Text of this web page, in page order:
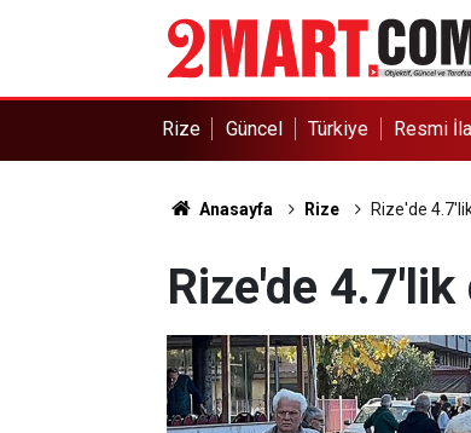
Rize Güncel Türkiye Resmi
Anasayfa Rize Rize'de
Rize'de 4.7'lik